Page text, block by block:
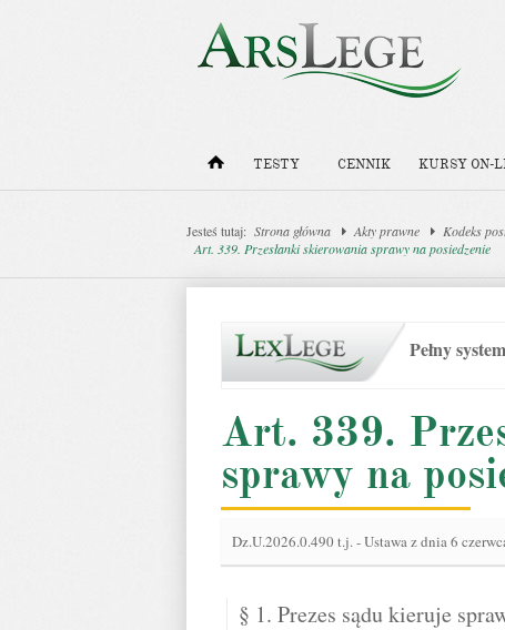
TESTY CENNIK KURSY ON-
Jesteś tutaj: Strona główna Akty prawne Kodeks
Art. 339. Przesłanki skierowania sprawy na posiedzenie
Pełny
Art. 339.
sprawy na
Dz.U.2026.0.490 t.j.-Ustawa z dnia 6
§ 1. Prezes sądu kieruje